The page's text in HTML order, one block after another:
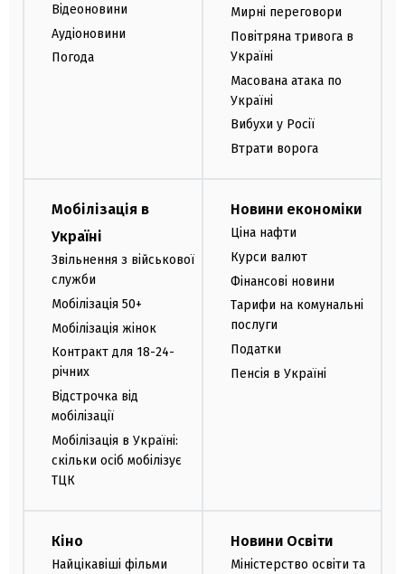
Відеоновини
Аудіоновини
Погода
Мирні переговори
Повітряна тривога в
Україні
Масована атака по
Україні
Вибухи у Росії
Втрати ворога
Мобілізація в
Україні
Звільнення з військової
служби
Мобілізація 50+
Мобілізація жінок
Контракт для 18-24-
річних
Відстрочка від
мобілізації
Мобілізація в Україні:
скільки осіб мобілізує
ТЦК
Новини економіки
Ціна нафти
Курси валют
Фінансові новини
Тарифи на комунальні
послуги
Податки
Пенсія в Україні
Кіно
Найцікавіші фільми
Новини Освіти
Міністерство освіти та